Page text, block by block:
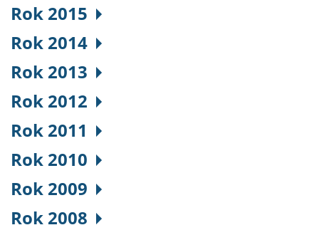
Rok 2015
Rok 2014
Rok 2013
Rok 2012
Rok 2011
Rok 2010
Rok 2009
Rok 2008